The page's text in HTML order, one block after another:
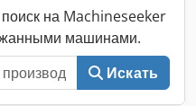
на Machineseeker
машинами.
Искать